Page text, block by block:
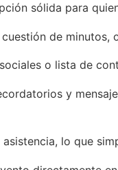
sólida para
de
o lista de
y
lo que